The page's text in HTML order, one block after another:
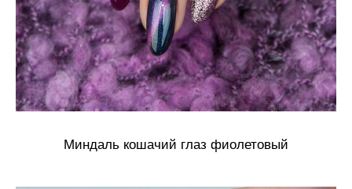
Миндаль кошачий глаз фиолетовый